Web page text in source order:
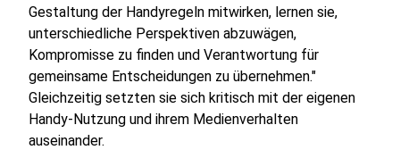
Gestaltung der Handyregeln mitwirken, lernen sie,
unterschiedliche Perspektiven abzuwägen,
Kompromisse zu finden und Verantwortung für
gemeinsame Entscheidungen zu übernehmen."
Gleichzeitig setzten sie sich kritisch mit der eigenen
Handy-Nutzung und ihrem Medienverhalten
auseinander.